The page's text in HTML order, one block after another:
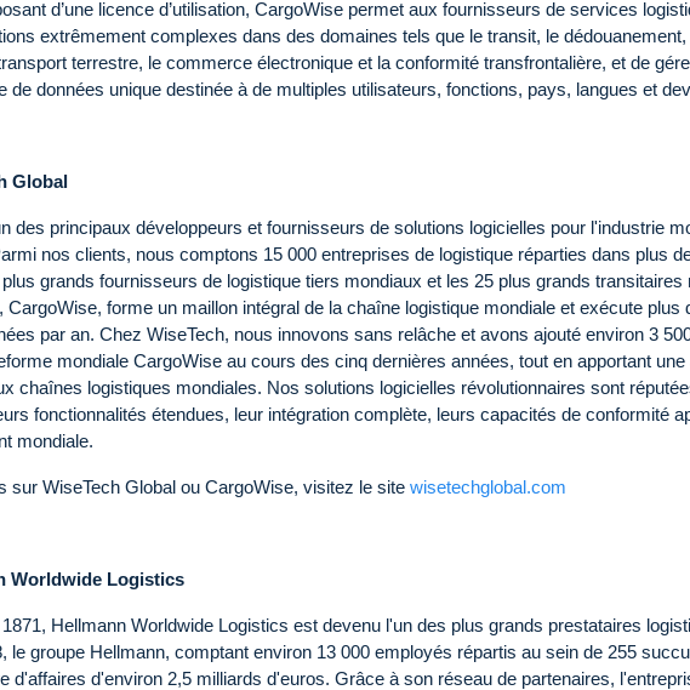
d’une licence d’utilisation, CargoWise permet aux fournisseurs de services
extrêmement complexes dans des domaines tels que le transit, le
terrestre, le commerce électronique et la conformité transfrontalière, et de
de données unique destinée à de multiples utilisateurs, fonctions, pays, langues et
Global
des principaux développeurs et fournisseurs de solutions logicielles pour l'industrie
nos clients, nous comptons 15 000 entreprises de logistique réparties dans plus
grands fournisseurs de logistique tiers mondiaux et les 25 plus grands transitaires
CargoWise, forme un maillon intégral de la chaîne logistique mondiale et exécute plus
par an. Chez WiseTech, nous innovons sans relâche et avons ajouté environ 3
mondiale CargoWise au cours des cinq dernières années, tout en apportant
chaînes logistiques mondiales. Nos solutions logicielles révolutionnaires sont
fonctionnalités étendues, leur intégration complète, leurs capacités de conformité
mondiale.
sur WiseTech Global ou CargoWise, visitez le site wisetechglobal.com
Worldwide Logistics
Hellmann Worldwide Logistics est devenu l'un des plus grands prestataires
le groupe Hellmann, comptant environ 13 000 employés répartis au sein de 255
d'affaires d'environ 2,5 milliards d'euros. Grâce à son réseau de partenaires,